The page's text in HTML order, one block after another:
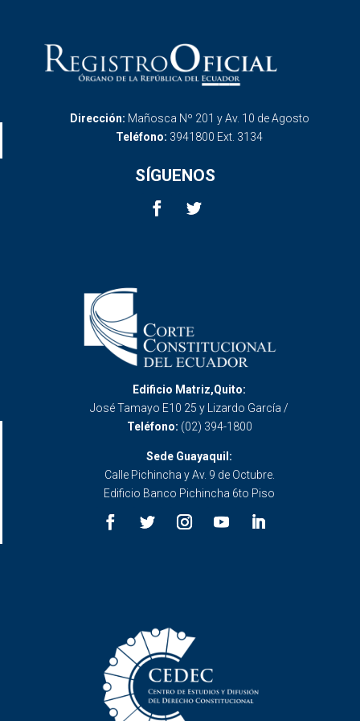
Dirección: Mañosca Nº 201 y Av. 10 de Agosto
Teléfono: 3941800 Ext. 3134
SÍGUENOS
Edificio Matriz,Quito:
José Tamayo E10 25 y Lizardo García /
Teléfono: (02) 394-1800
Sede Guayaquil:
Calle Pichincha y Av. 9 de Octubre.
Edificio Banco Pichincha 6to Piso